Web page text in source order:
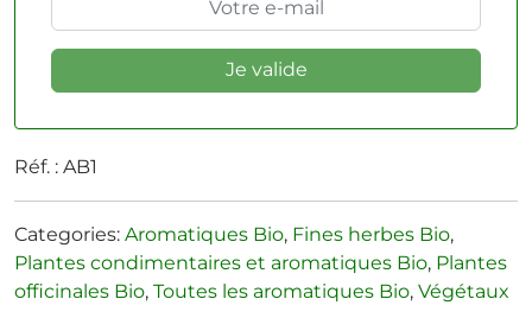
Réf. : AB1
Categories: Aromatiques Bio, Fines herbes Bio,
Plantes condimentaires et aromatiques Bio, Plantes
officinales Bio, Toutes les aromatiques Bio, Végétaux